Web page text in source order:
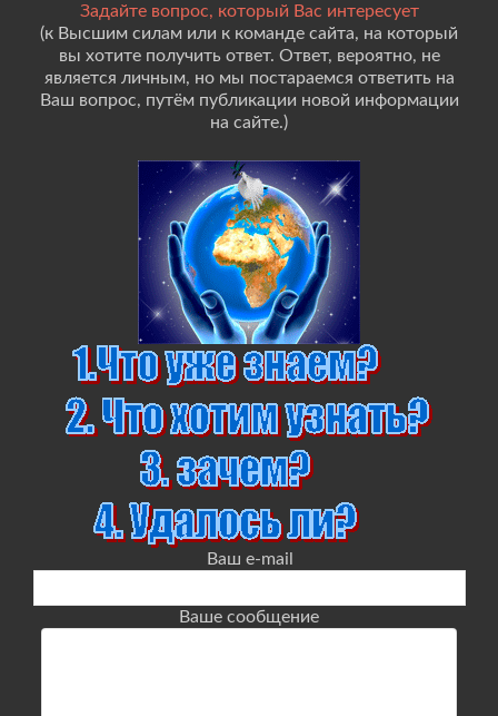
Задайте вопрос, который Вас интересует
(к Высшим силам или к команде сайта, на который
вы хотите получить ответ. Ответ, вероятно, не
является личным, но мы постараемся ответить на
Ваш вопрос, путём публикации новой информации
на сайте.)
Ваш e-mail
Ваше сообщение